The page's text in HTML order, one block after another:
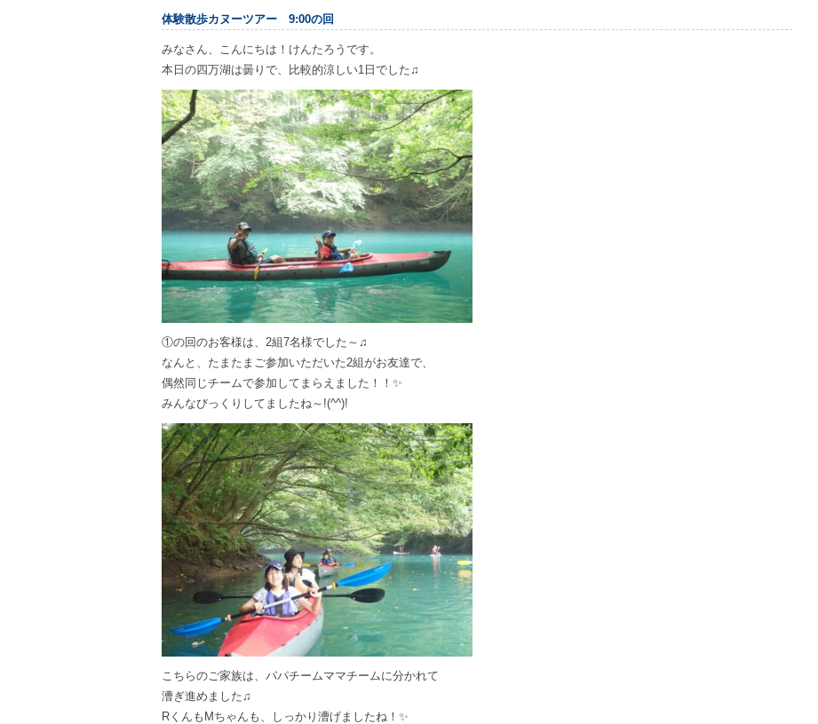
体験散歩カヌーツアー 9:00の回
みなさん、こんにちは！けんたろうです。
本日の四万湖は曇りで、比較的涼しい1日でした♫
①の回のお客様は、2組7名様でした～♫
なんと、たまたまご参加いただいた2組がお友達で、
偶然同じチームで参加してまらえました！！✨
みんなびっくりしてましたね～!(^^)!
こちらのご家族は、パパチームママチームに分かれて
漕ぎ進めました♫
RくんもMちゃんも、しっかり漕げましたね！✨